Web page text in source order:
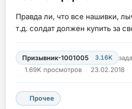
Правда ли, что все нашивки,
т.д. солдат должен купить за
Призывник-1001005 3.16K
1.69K просмотров
23.02.2018
Прочее